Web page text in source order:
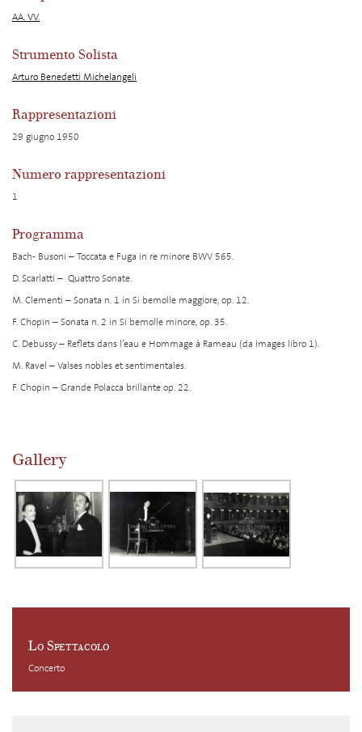
AA. VV.
Strumento Solista
Arturo Benedetti Michelangeli
Rappresentazioni
29 giugno 1950
Numero rappresentazioni
1
Programma
Bach- Busoni – Toccata e Fuga in re minore BWV 565.
D. Scarlatti – Quattro Sonate.
M. Clementi – Sonata n. 1 in Si bemolle maggiore, op. 12.
F. Chopin – Sonata n. 2 in Si bemolle minore, op. 35.
C. Debussy – Reflets dans l’eau e Hommage à Rameau (da Images libro 1).
M. Ravel – Valses nobles et sentimentales.
F. Chopin – Grande Polacca brillante op. 22.
Gallery
Lo Spettacolo
Concerto